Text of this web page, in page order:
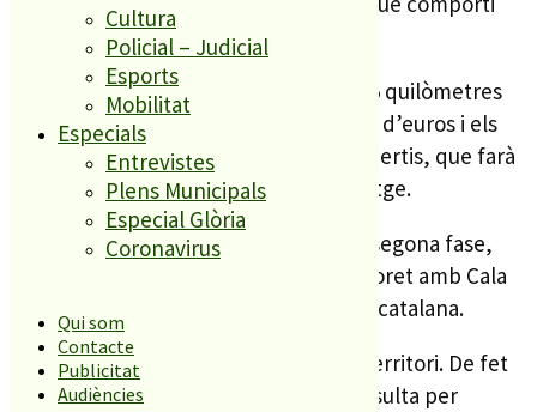
Cultura
Policial – Judicial
Esports
Mobilitat
Especials
Entrevistes
Plens Municipals
Especial Glòria
Coronavirus
Qui som
Contacte
Publicitat
Audiències
l’assumirà l’administració catalana.
La fase principal de l’obra, aquests 6’5 quilòmetres
entre Blanes i Lloret costen 71 milions d’euros i els
paga la concessionària d’autopistes Abertis, que farà
una carretera de 3 carrils lliure de peatge.
De cara a 2018 es tirarà endavant una segona fase,
una circumval·lació que connectarà Lloret amb Cala
Canyelles i que pagarà l’administració catalana.
L’obra ha despertat forta oposició al territori. De fet
Blanes i Lloret van organitzar una consulta per